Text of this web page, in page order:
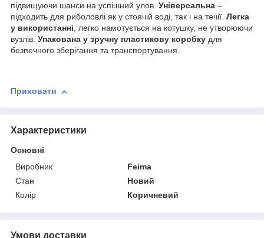
підвищуючи шанси на успішний улов. Універсальна –
підходить для риболовлі як у стоячій воді, так і на течії. Легка
у використанні, легко намотується на котушку, не утворюючи
вузлів. Упакована у зручну пластикову коробку для
безпечного зберігання та транспортування.
Приховати
Характеристики
Основні
Виробник
Feima
Стан
Новий
Колір
Коричневий
Умови доставки